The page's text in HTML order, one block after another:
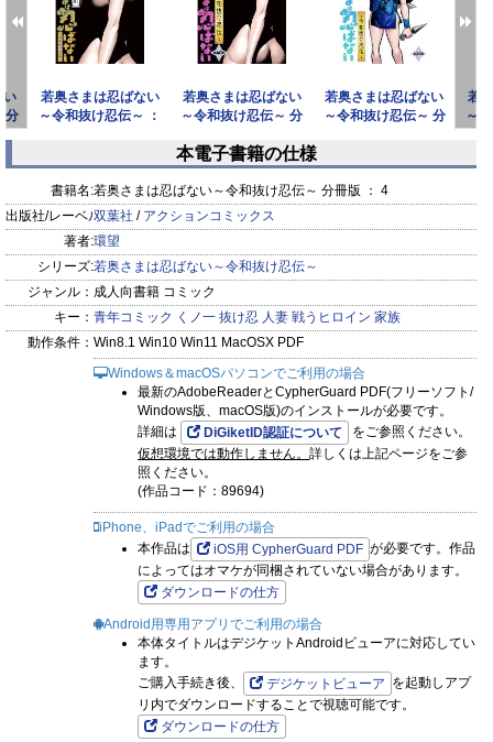
な家は、大切な思い出の詰まった夢のマイホームなのだ！
愛する夫と建てたばかりの一軒家を守るため、全ての敵を迎え
の闘いが今始まる!!!
※ 毒りんごcomic ： 82 収録作品
い
分
若奥さまは忍ばない
～令和抜け忍伝～ ：
若奥さまは忍ばない
～令和抜け忍伝～ 分
若奥さまは忍ばない
～令和抜け忍伝～ 分
若
～
prev next
本電子書籍の仕様
書籍名:若奥さまは忍ばない～令和抜け忍伝～ 分冊版 ： 4
出版社/レーベル:双葉社 / アクションコミックス
著者:環望
シリーズ:若奥さまは忍ばない～令和抜け忍伝～
ジャンル： 成人向書籍 コミック
キー： 青年コミック くノ一 抜け忍 人妻 戦うヒロイン 家族
動作条件： Win8.1 Win10 Win11 MacOSX PDF
Windows＆macOSパソコンでご利用の場合
最新のAdobeReaderとCypherGuard PDF(フリーソフト/
Windows版、macOS版)のインストールが必要です。
詳細は
DiGiketID認証について
をご参照ください。
仮想環境では動作しません。 詳しくは上記ページをご参
照ください。
(作品コード：89694)
iPhone、iPadでご利用の場合
本作品は
iOS用 CypherGuard PDF が必要です。作品
によってはオマケが同梱されていない場合があります。
ダウンロードの仕方
Android用専用アプリでご利用の場合
本体タイトルはデジケットAndroidビューアに対応してい
ます。
ご購入手続き後、
デジケットビューア を起動しアプ
リ内でダウンロードすることで視聴可能です。
ダウンロードの仕方